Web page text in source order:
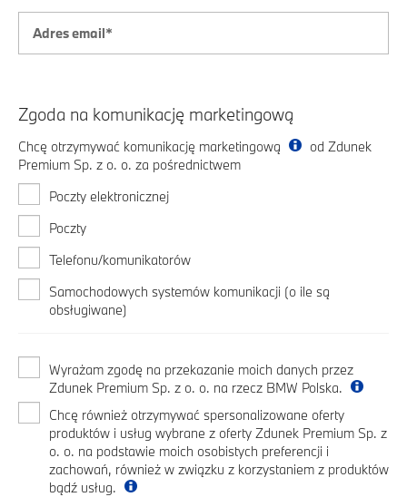
Zgoda na komunikację marketingową
Chcę otrzymywać komunikację marketingową
od Zdunek
Premium Sp. z o. o. za pośrednictwem
Poczty elektronicznej
Poczty
Telefonu/komunikatorów
Samochodowych systemów komunikacji (o ile są
obsługiwane)
Wyrażam zgodę na przekazanie moich danych przez
Zdunek Premium Sp. z o. o. na rzecz BMW Polska.
Chcę również otrzymywać spersonalizowane oferty
produktów i usług wybrane z oferty Zdunek Premium Sp. z
o. o. na podstawie moich osobistych preferencji i
zachowań, również w związku z korzystaniem z produktów
bądź usług.